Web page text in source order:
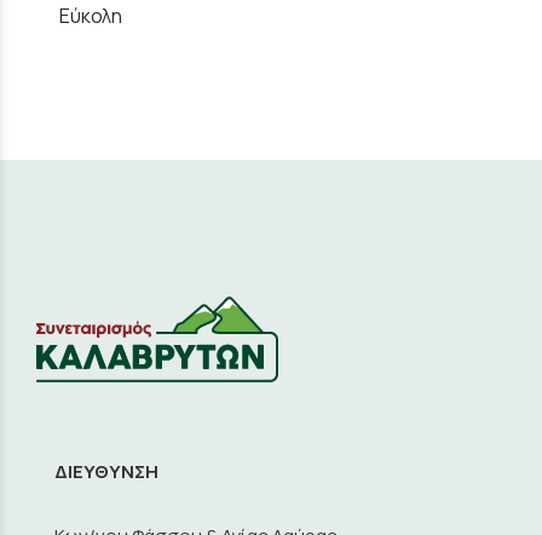
Εύκολη
ΔΙΕΥΘΥΝΣΗ